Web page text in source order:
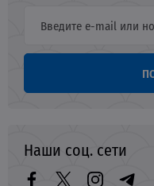
Наши соц. сети